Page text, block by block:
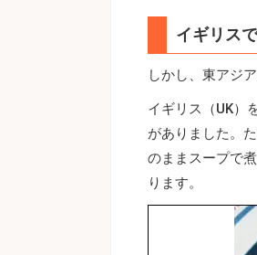
イギリス
しかし、東アジ
イギリス（UK）
がありました。
のままスープで
ります。